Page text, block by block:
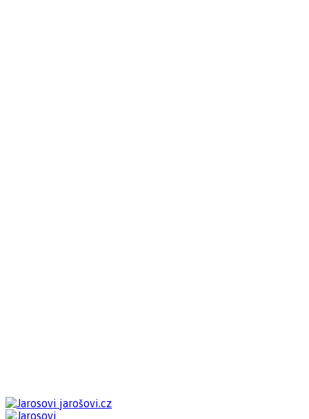
jarošovi.cz